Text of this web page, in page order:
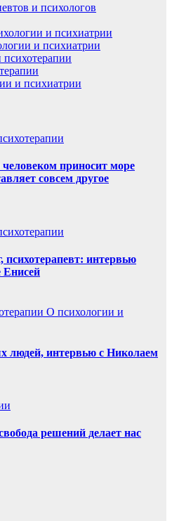
и психологов
и психиатрии
и психиатрии
и психиатрии
приносит море
совсем другое
интервью
Енисей
О психологии и
людей, интервью с Николаем
решений делает нас